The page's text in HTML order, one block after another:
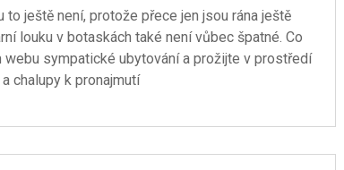
ještě není, protože přece jen jsou rána ještě
louku v botaskách také není vůbec špatné. Co
sympatické ubytování a prožijte v prostředí
chalupy k pronajmutí